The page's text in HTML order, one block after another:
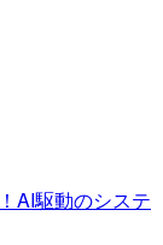
AI駆動のシステ